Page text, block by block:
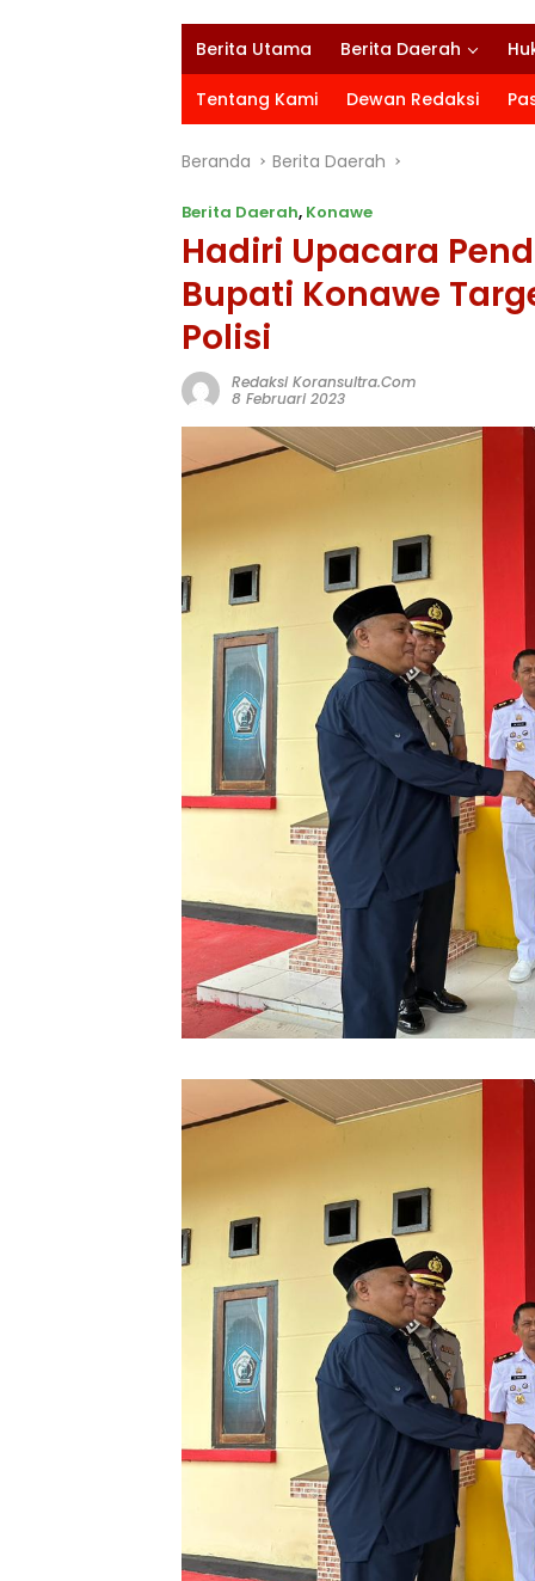
Berita Utama Berita Daerah
Tentang Kami Dewan Redaksi
Beranda Berita Daerah
Berita Daerah, Konawe
Hadiri Upacara
Bupati Konawe
Polisi
Redaksi Koransultra.com
8 Februari 2023